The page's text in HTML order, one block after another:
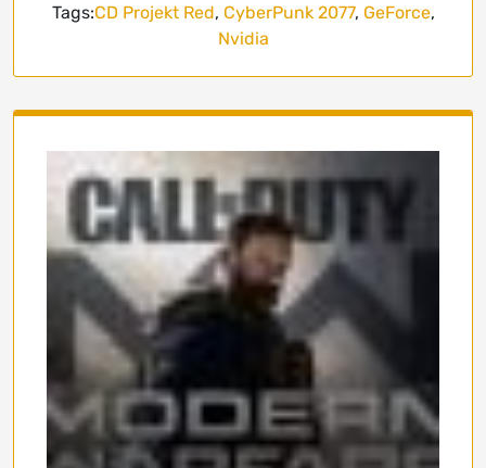
Tags:CD Projekt Red, CyberPunk 2077, GeForce,
Nvidia